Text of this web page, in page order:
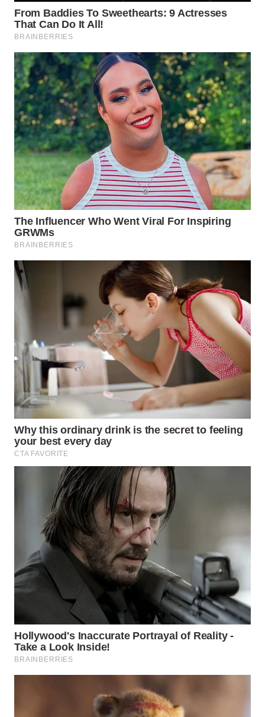
SUMEDANG
CIANJUR
WN
KEPULAUAN
SERIBU
WN
TANGERANG
WN
BINJAI
WN
CIREBON
INDRAMAYU
WN
MAJALENGKA
WN
SUBANG
WN
SUKABUMI
PURWAKARTA
WN
PRIANGAN
TIMUR
WN
SOLO